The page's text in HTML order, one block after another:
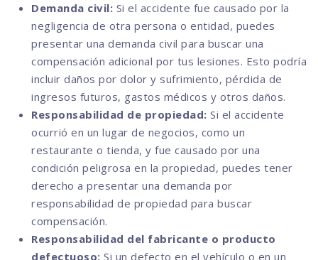
Demanda civil: Si el accidente fue causado por la
negligencia de otra persona o entidad, puedes
presentar una demanda civil para buscar una
compensación adicional por tus lesiones. Esto podría
incluir daños por dolor y sufrimiento, pérdida de
ingresos futuros, gastos médicos y otros daños.
Responsabilidad de propiedad: Si el accidente
ocurrió en un lugar de negocios, como un
restaurante o tienda, y fue causado por una
condición peligrosa en la propiedad, puedes tener
derecho a presentar una demanda por
responsabilidad de propiedad para buscar
compensación.
Responsabilidad del fabricante o producto
defectuoso: Si un defecto en el vehículo o en un